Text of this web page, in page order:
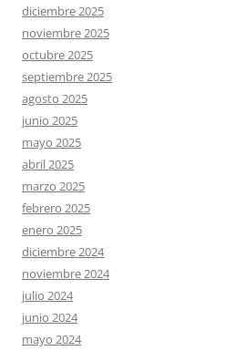
diciembre 2025
noviembre 2025
octubre 2025
septiembre 2025
agosto 2025
junio 2025
mayo 2025
abril 2025
marzo 2025
febrero 2025
enero 2025
diciembre 2024
noviembre 2024
julio 2024
junio 2024
mayo 2024